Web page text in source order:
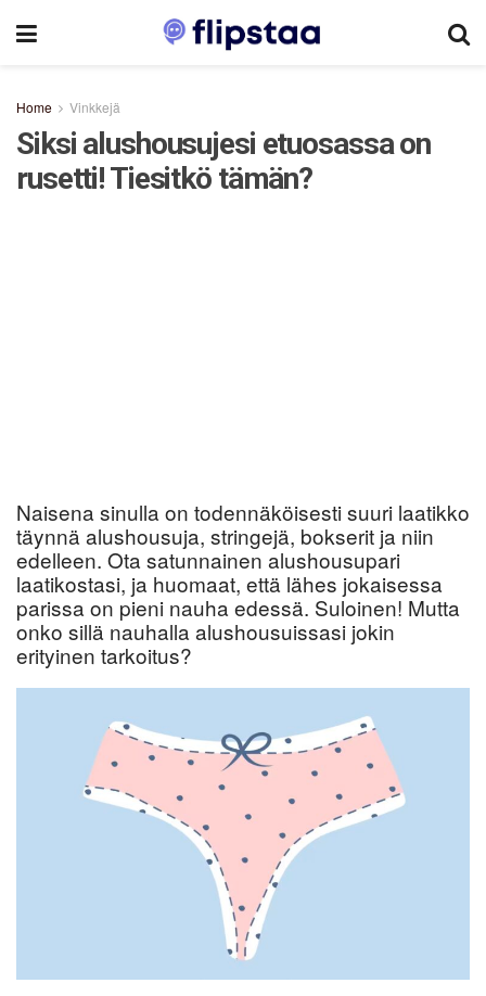
Home Vinkkejä
Siksi alushousujesi etuosassa on
rusetti! Tiesitkö tämän?
Naisena sinulla on todennäköisesti suuri laatikko
täynnä alushousuja, stringejä, bokserit ja niin
edelleen. Ota satunnainen alushousupari
laatikostasi, ja huomaat, että lähes jokaisessa
parissa on pieni nauha edessä. Suloinen! Mutta
onko sillä nauhalla alushousuissasi jokin
erityinen tarkoitus?